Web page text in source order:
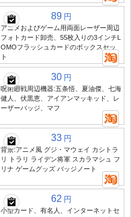
89 円
アニメおよびゲーム用両面レーザー周辺
フォトカード卸売、55枚入りの3インチL
OMOフラッシュカードのボックスセッ
ト
30 円
呪術廻戦周辺機器:五条悟、夏油傑、七海
健人、伏黒恵、アイアンマッキッド、レ
ーザーバッジ、マフ
33 円
背景:アニメ風 グジ・マウェイ カシトラ
リ トラリ ライデン将軍 スカラマシュ フ
リナ ゲームグッズ バッジノート
62 円
小型カード、有名人、インターネットセ